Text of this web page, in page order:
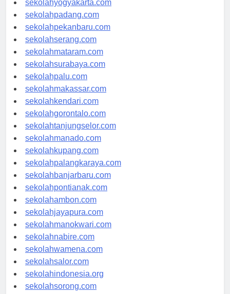
sekolahyogyakarta.com
sekolahpadang.com
sekolahpekanbaru.com
sekolahserang.com
sekolahmataram.com
sekolahsurabaya.com
sekolahpalu.com
sekolahmakassar.com
sekolahkendari.com
sekolahgorontalo.com
sekolahtanjungselor.com
sekolahmanado.com
sekolahkupang.com
sekolahpalangkaraya.com
sekolahbanjarbaru.com
sekolahpontianak.com
sekolahambon.com
sekolahjayapura.com
sekolahmanokwari.com
sekolahnabire.com
sekolahwamena.com
sekolahsalor.com
sekolahindonesia.org